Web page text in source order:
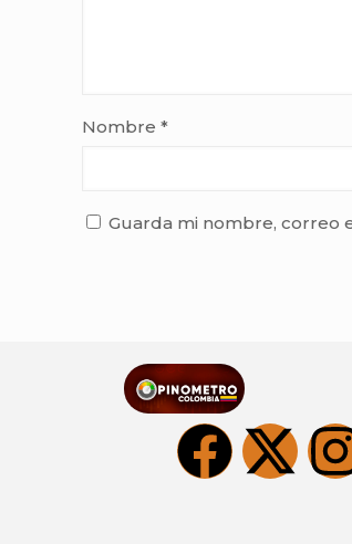
Nombre *
Guarda mi nombre, correo